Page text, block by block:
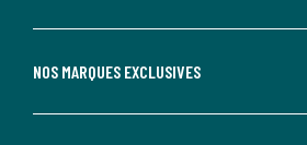
NOS MARQUES EXCLUSIVES